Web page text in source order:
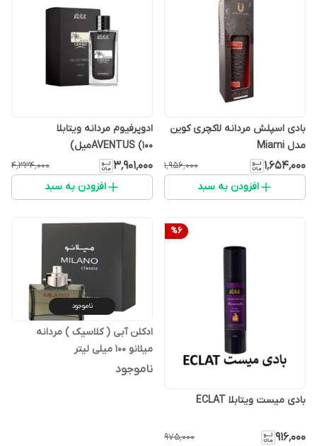
بادی اسپلش مردانه لاکچری کوین
مدل Miami
۱٬۶۵۴٬۰۰۰ ۱٬۹۵۶٬۰۰۰
افزودن به سبد
ادوپرفیوم مردانه ویتابلا
AVENTUS (100میل)
۳٬۹۰۱٬۰۰۰ ۴٬۳۳۴٬۰۰۰
افزودن به سبد
%6
بادی میست ویتابلا ECLAT
۹۱۶٬۰۰۰ ۹۷۵٬۰۰۰
ناموجود
ادکلن آبی ( کلاسیک ) مردانه
میلانو 100 میلی لیتر
ناموجود